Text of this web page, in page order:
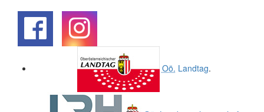
Oö. Landtag.